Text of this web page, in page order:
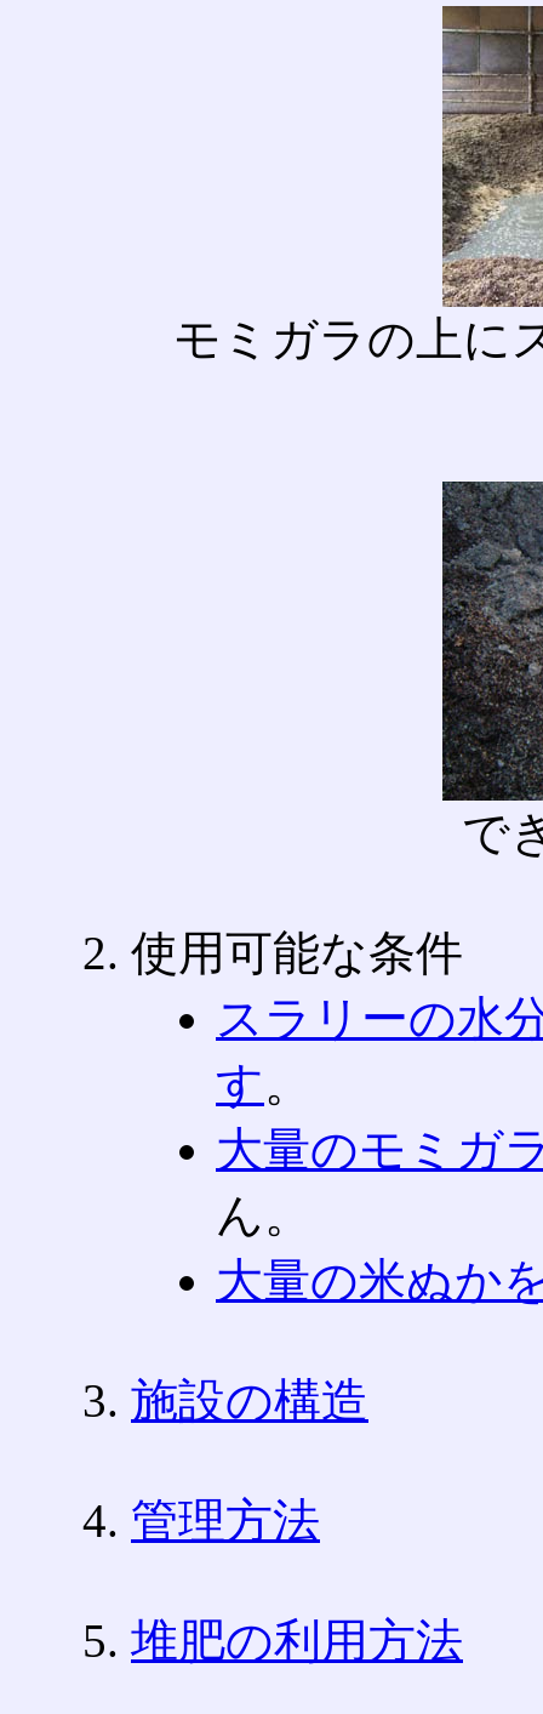
モミガラの上に
で
使用可能な条件
スラリーの水
す。
大量のモミガ
ん。
大量の米ぬか
施設の構造
管理方法
堆肥の利用方法